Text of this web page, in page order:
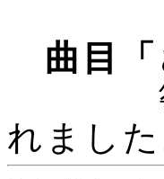
曲目
筝の
れました